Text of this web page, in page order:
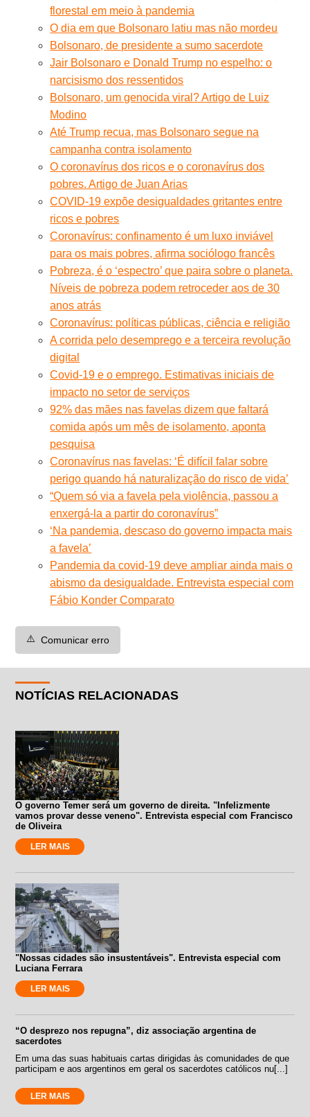
florestal em meio à pandemia
O dia em que Bolsonaro latiu mas não mordeu
Bolsonaro, de presidente a sumo sacerdote
Jair Bolsonaro e Donald Trump no espelho: o
narcisismo dos ressentidos
Bolsonaro, um genocida viral? Artigo de Luiz
Modino
Até Trump recua, mas Bolsonaro segue na
campanha contra isolamento
O coronavírus dos ricos e o coronavírus dos
pobres. Artigo de Juan Arias
COVID-19 expõe desigualdades gritantes entre
ricos e pobres
Coronavírus: confinamento é um luxo inviável
para os mais pobres, afirma sociólogo francês
Pobreza, é o ‘espectro’ que paira sobre o planeta.
Níveis de pobreza podem retroceder aos de 30
anos atrás
Coronavírus: políticas públicas, ciência e religião
A corrida pelo desemprego e a terceira revolução
digital
Covid-19 e o emprego. Estimativas iniciais de
impacto no setor de serviços
92% das mães nas favelas dizem que faltará
comida após um mês de isolamento, aponta
pesquisa
Coronavírus nas favelas: ‘É difícil falar sobre
perigo quando há naturalização do risco de vida’
“Quem só via a favela pela violência, passou a
enxergá-la a partir do coronavírus”
‘Na pandemia, descaso do governo impacta mais
a favela’
Pandemia da covid-19 deve ampliar ainda mais o
abismo da desigualdade. Entrevista especial com
Fábio Konder Comparato
⚠️ Comunicar erro
NOTÍCIAS RELACIONADAS
O governo Temer será um governo de direita. "Infelizmente
vamos provar desse veneno". Entrevista especial com Francisco
de Oliveira
LER MAIS
"Nossas cidades são insustentáveis". Entrevista especial com
Luciana Ferrara
LER MAIS
“O desprezo nos repugna”, diz associação argentina de
sacerdotes
Em uma das suas habituais cartas dirigidas às comunidades de que
participam e aos argentinos em geral os sacerdotes católicos nu[...]
LER MAIS